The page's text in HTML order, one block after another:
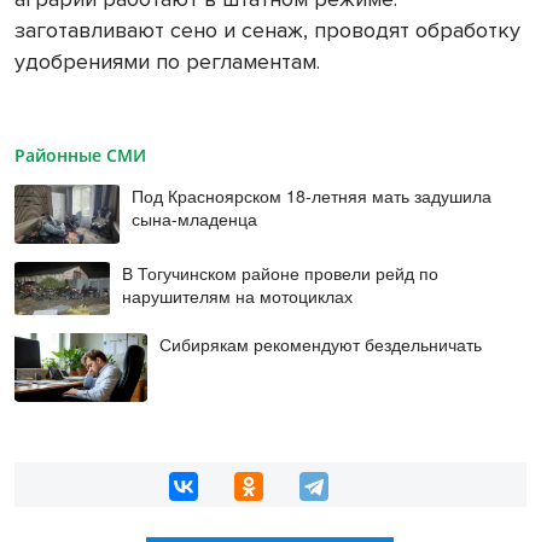
заготавливают сено и сенаж, проводят обработку
удобрениями по регламентам.
Районные СМИ
Под Красноярском 18-летняя мать задушила
сына-младенца
В Тогучинском районе провели рейд по
нарушителям на мотоциклах
Сибирякам рекомендуют бездельничать